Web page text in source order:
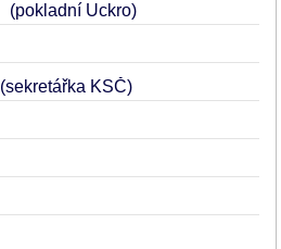
(pokladní Uckro)
(sekretářka KSČ)